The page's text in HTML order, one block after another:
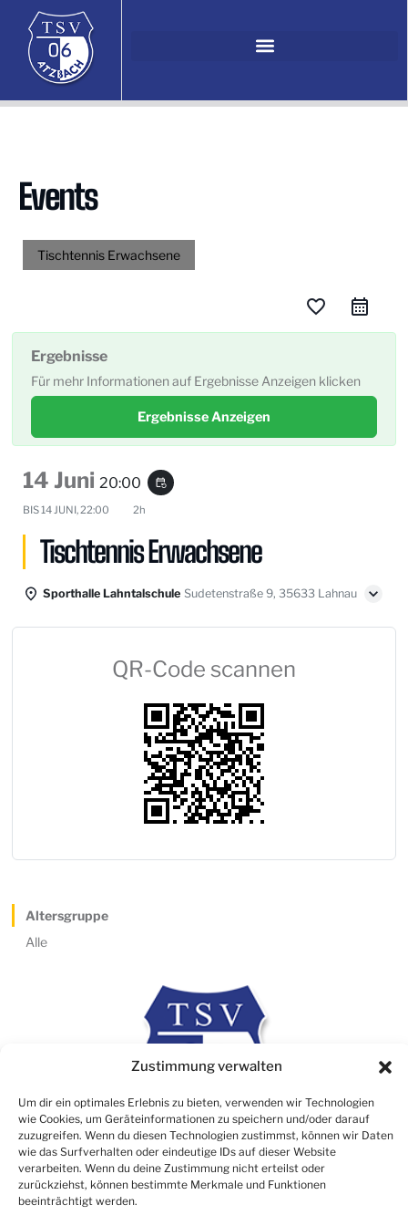
Zustimmung verwalten
Um dir ein optimales Erlebnis zu bieten, verwenden wir Technologien
wie Cookies, um Geräteinformationen zu speichern und/oder darauf
zuzugreifen. Wenn du diesen Technologien zustimmst, können wir Daten
wie das Surfverhalten oder eindeutige IDs auf dieser Website
verarbeiten. Wenn du deine Zustimmung nicht erteilst oder
zurückziehst, können bestimmte Merkmale und Funktionen
beeinträchtigt werden.
Events
Tischtennis Erwachsene
favorite_border
Ergebnisse
Für mehr Informationen auf Ergebnisse Anzeigen klicken
Ergebnisse Anzeigen
14 Juni 20:00 event_repeat
BIS14 JUNI, 22:00 2h
Tischtennis Erwachsene
Sporthalle Lahntalschule Sudetenstraße 9, 35633 Lahnau
QR-Code scannen
Altersgruppe
Alle
Rechtliches